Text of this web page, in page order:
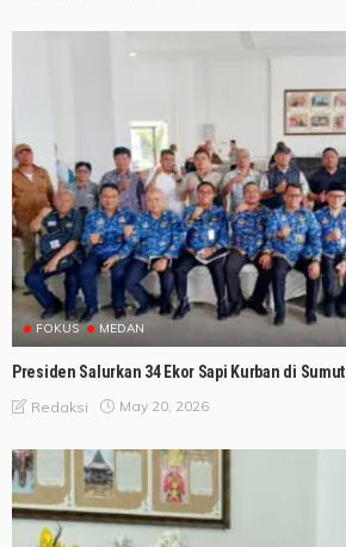
FOKUS MEDAN
Presiden Salurkan 34 Ekor Sapi Kurban di Sumut
Redaksi May 20, 2026